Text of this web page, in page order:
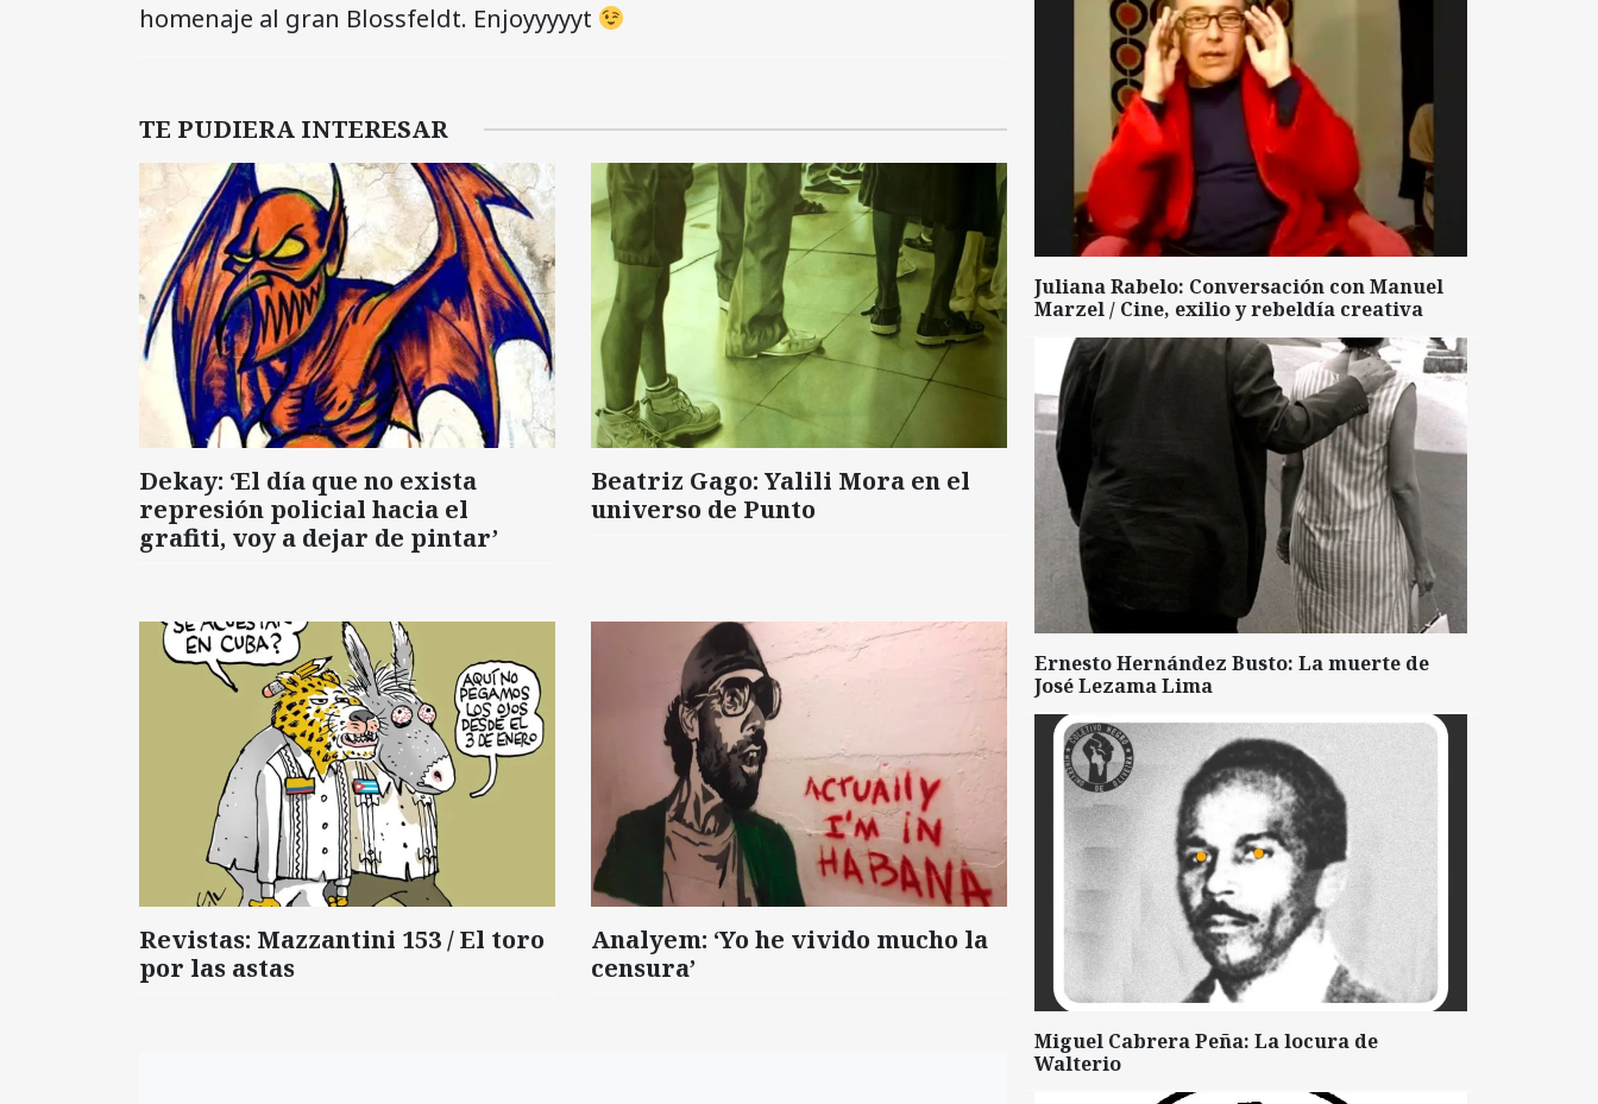
homenaje al gran Blossfeldt. Enjoyyyyyt
TE PUDIERA INTERESAR
Dekay: ‘El día que no exista
represión policial hacia el
grafiti, voy a dejar de pintar’
Beatriz Gago: Yalili Mora en el
universo de Punto
Revistas: Mazzantini 153 / El toro
por las astas
Analyem: ‘Yo he vivido mucho la
censura’
Juliana Rabelo: Conversación con Manuel
Marzel / Cine, exilio y rebeldía creativa
Ernesto Hernández Busto: La muerte de
José Lezama Lima
Miguel Cabrera Peña: La locura de
Walterio